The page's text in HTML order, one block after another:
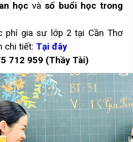
học và số buổi học trong
phí gia sư lớp 2 tại Cần Thơ
chi tiết: Tại đây
712 959 (Thầy Tài)